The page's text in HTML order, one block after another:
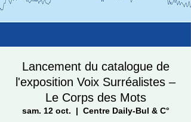
Lancement du catalogue de
l'exposition Voix Surréalistes –
Le Corps des Mots
sam. 12 oct.
  |
Centre Daily-Bul & C°